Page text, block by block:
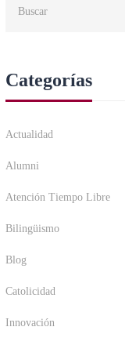
Categorías
Actualidad
Alumni
Atención Tiempo Libre
Bilingüismo
Blog
Catolicidad
Innovación